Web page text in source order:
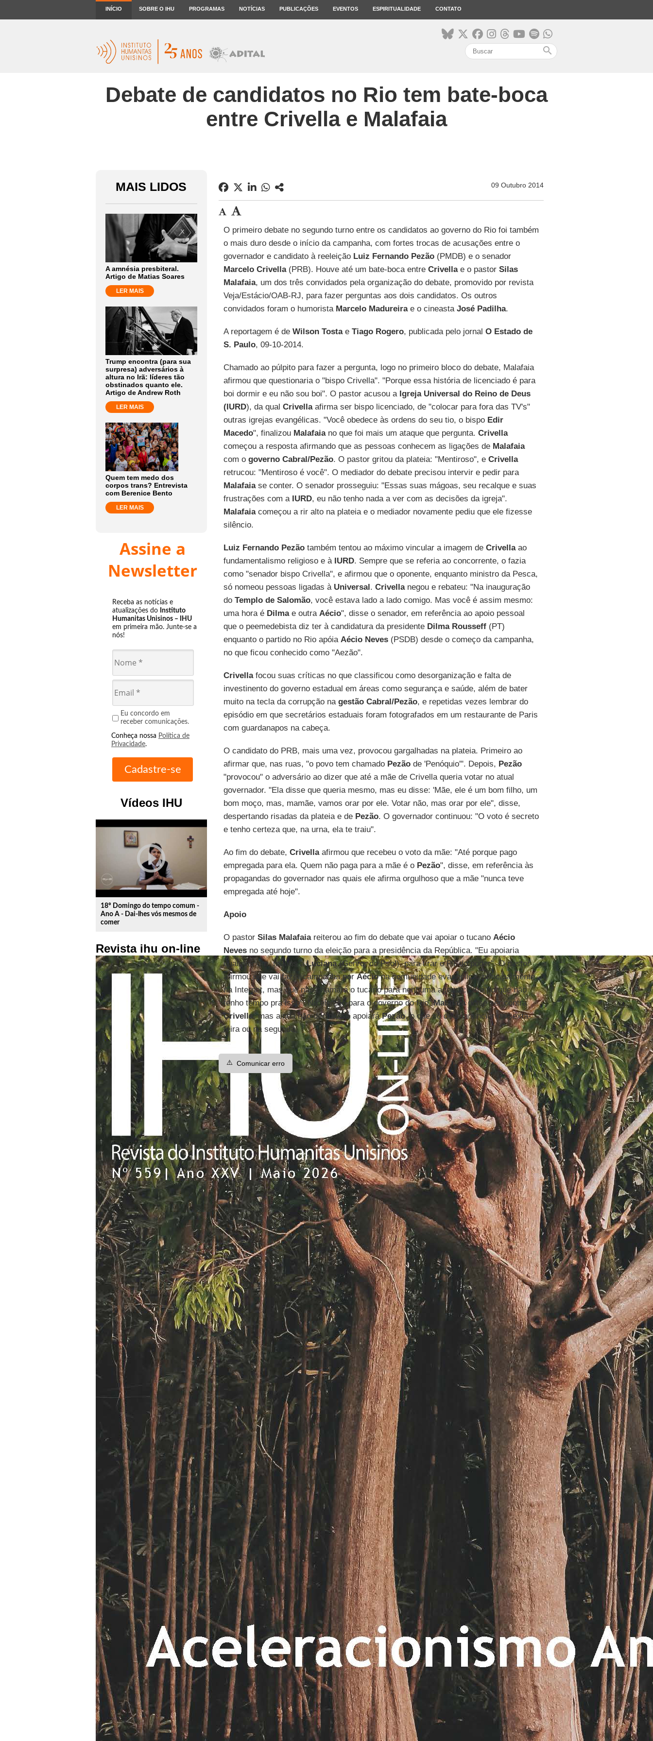
INÍCIO SOBRE O IHU PROGRAMAS NOTÍCIAS PUBLICAÇÕES EVENTOS ESPIRITUALIDADE CONTATO
search
Debate de candidatos no Rio tem bate-boca
entre Crivella e Malafaia
MAIS LIDOS
A amnésia presbiteral.
Artigo de Matias Soares
LER MAIS
Trump encontra (para sua
surpresa) adversários à
altura no Irã: líderes tão
obstinados quanto ele.
Artigo de Andrew Roth
LER MAIS
Quem tem medo dos
corpos trans? Entrevista
com Berenice Bento
LER MAIS
Assine a
Newsletter
Receba as notícias e
atualizações do Instituto
Humanitas Unisinos – IHU
em primeira mão. Junte-se a
nós!
Eu concordo em
receber comunicações.
Conheça nossa Política de
Privacidade.
Vídeos IHU
play_circle_outline
18º Domingo do tempo comum -
Ano A - Dai-lhes vós mesmos de
comer
Revista ihu on-line
09 Outubro 2014
O primeiro debate no segundo turno entre os candidatos ao governo do Rio foi também
o mais duro desde o início da campanha, com fortes trocas de acusações entre o
governador e candidato à reeleiçãoLuiz Fernando Pezão(PMDB) e o senador
Marcelo Crivella(PRB). Houve até um bate-boca entre Crivellae o pastor Silas
Malafaia, um dos três convidados pela organização do debate, promovido por revista
Veja/Estácio/OAB-RJ, para fazer perguntas aos dois candidatos. Os outros
convidados foram o humorista Marcelo Madureirae o cineasta José Padilha.
A reportagem é de Wilson Tostae Tiago Rogero, publicada pelo jornal O Estado de
S. Paulo, 09-10-2014.
Chamado ao púlpito para fazer a pergunta, logo no primeiro bloco do debate, Malafaia
afirmou que questionaria o "bispo Crivella". "Porque essa história de licenciado é para
boi dormir e eu não sou boi". O pastor acusou a Igreja Universal do Reino de Deus
(IURD), da qual Crivellaafirma ser bispo licenciado, de "colocar para fora das TV's"
outras igrejas evangélicas. "Você obedece às ordens do seu tio, o bispo Edir
Macedo", finalizou Malafaiano que foi mais um ataque que pergunta. Crivella
começou a resposta afirmando que as pessoas conhecem as ligações de Malafaia
com ogoverno Cabral/Pezão. O pastor gritou da plateia: "Mentiroso", e Crivella
retrucou: "Mentiroso é você". O mediador do debate precisou intervir e pedir para
Malafaiase conter. O senador prosseguiu: "Essas suas mágoas, seu recalque e suas
frustrações com a IURD, eu não tenho nada a ver com as decisões da igreja".
Malafaiacomeçou a rir alto na plateia e o mediador novamente pediu que ele fizesse
silêncio.
Luiz Fernando Pezãotambém tentou ao máximo vincular a imagem de Crivellaao
fundamentalismo religioso e à IURD. Sempre que se referia ao concorrente, o fazia
como "senador bispo Crivella", e afirmou que o oponente, enquanto ministro da Pesca,
só nomeou pessoas ligadas à Universal. Crivellanegou e rebateu: "Na inauguração
doTemplo de Salomão, você estava lado a lado comigo. Mas você é assim mesmo:
uma hora é Dilmae outra Aécio", disse o senador, em referência ao apoio pessoal
que o peemedebista diz ter à candidatura da presidente Dilma Rousseff(PT)
enquanto o partido no Rio apóia Aécio Neves(PSDB) desde o começo da campanha,
no que ficou conhecido como "Aezão".
Crivellafocou suas críticas no que classificou como desorganização e falta de
investinento do governo estadual em áreas como segurança e saúde, além de bater
muito na tecla da corrupção na gestão Cabral/Pezão, e repetidas vezes lembrar do
episódio em que secretários estaduais foram fotografados em um restaurante de Paris
com guardanapos na cabeça.
O candidato do PRB, mais uma vez, provocou gargalhadas na plateia. Primeiro ao
afirmar que, nas ruas, "o povo tem chamado Pezãode 'Penóquio'". Depois, Pezão
"provocou" o adversário ao dizer que até a mãe de Crivella queria votar no atual
governador. "Ela disse que queria mesmo, mas eu disse: 'Mãe, ele é um bom filho, um
bom moço, mas, mamãe, vamos orar por ele. Votar não, mas orar por ele", disse,
despertando risadas da plateia e de Pezão. O governador continuou: "O voto é secreto
e tenho certeza que, na urna, ela te traiu".
Ao fim do debate, Crivellaafirmou que recebeu o voto da mãe: "Até porque pago
empregada para ela. Quem não paga para a mãe é o Pezão", disse, em referência às
propagandas do governador nas quais ele afirma orgulhoso que a mãe "nunca teve
empregada até hoje".
Apoio
O pastor Silas Malafaiareiterou ao fim do debate que vai apoiar o tucano Aécio
Nevesno segundo turno da eleição para a presidência da República. "Eu apoiaria
qualquer um, menos aLuciana(Genro, do Psol), para tirar o PT do poder". O pastor
afirmou que vai fazer campanha porAéciona comunidade evangélica, principalmente
na Internet, mas que não chamará o tucano para nenhuma agenda: "Até porque não
tenho tempo pra isso". Na eleição para o governo do Rio,Malafaiadisse ser contra
Crivella, mas ainda não decidiu se apoiaráPezão, o que só deve anunciar na sexta-
feira ou na segunda.
⚠️ Comunicar erro